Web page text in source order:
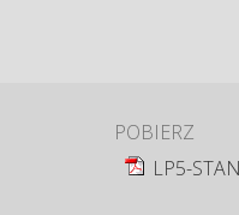
POBIERZ
LP5-